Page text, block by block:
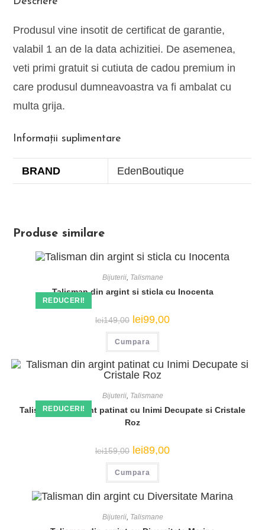
Produsul vine insotit de certificat de garantie,
valabil 1 an de la data achizitiei. De asemenea,
veti primi gratuit si cutiuta de cadou premium in
care produsul dumneavoastra va fi ambalat cu
multa grija.
Informații suplimentare
BRAND EdenBoutique
Produse similare
REDUCERI!
Bijuterii, Talismane
Talisman din argint si sticla cu Inocenta
lei149,00 Prețul
inițial
a
fost:
lei149,00.
lei99,00Prețul
Cumpara
REDUCERI!
Bijuterii, Talismane
Talisman din argint patinat cu Inimi Decupate si Cristale
Roz
lei159,00 Prețul
inițial
a
fost:
lei159,00.
lei89,00Prețul
Cumpara
Bijuterii, Talismane